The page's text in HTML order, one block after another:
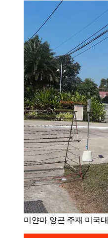
미얀마 양곤 주재 미국